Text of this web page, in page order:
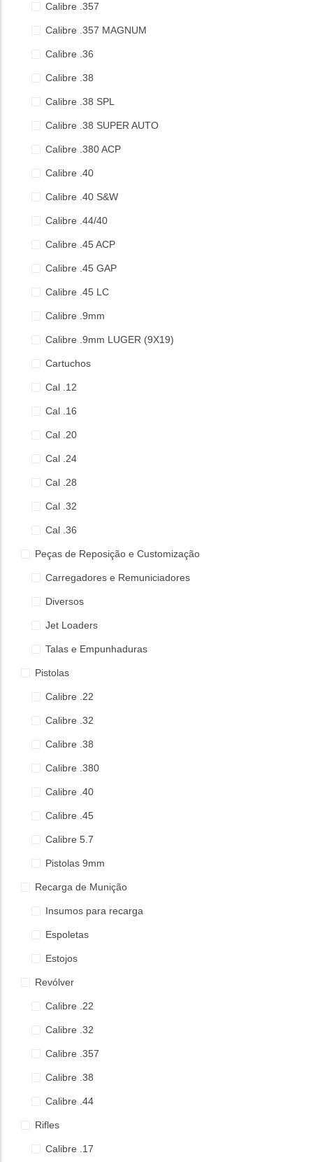
Calibre .357
Calibre .357 MAGNUM
Calibre .36
Calibre .38
Calibre .38 SPL
Calibre .38 SUPER AUTO
Calibre .380 ACP
Calibre .40
Calibre .40 S&W
Calibre .44/40
Calibre .45 ACP
Calibre .45 GAP
Calibre .45 LC
Calibre .9mm
Calibre .9mm LUGER (9X19)
Cartuchos
Cal .12
Cal .16
Cal .20
Cal .24
Cal .28
Cal .32
Cal .36
Peças de Reposição e Customização
Carregadores e Remuniciadores
Diversos
Jet Loaders
Talas e Empunhaduras
Pistolas
Calibre .22
Calibre .32
Calibre .38
Calibre .380
Calibre .40
Calibre .45
Calibre 5.7
Pistolas 9mm
Recarga de Munição
Insumos para recarga
Espoletas
Estojos
Revólver
Calibre .22
Calibre .32
Calibre .357
Calibre .38
Calibre .44
Rifles
Calibre .17